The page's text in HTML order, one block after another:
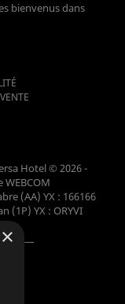
bienvenus dans
Hotel © 2026 -
WEBCOM
(AA) YX : 166166
(1P) YX : ORYVI
×